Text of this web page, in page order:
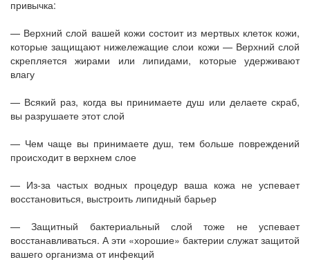
привычка:
— Верхний слой вашей кожи состоит из мертвых клеток кожи,
которые защищают нижележащие слои кожи — Верхний слой
скрепляется жирами или липидами, которые удерживают
влагу
— Всякий раз, когда вы принимаете душ или делаете скраб,
вы разрушаете этот слой
— Чем чаще вы принимаете душ, тем больше повреждений
происходит в верхнем слое
— Из-за частых водных процедур ваша кожа не успевает
восстановиться, выстроить липидный барьер
— Защитный бактериальный слой тоже не успевает
восстанавливаться. А эти «хорошие» бактерии служат защитой
вашего организма от инфекций